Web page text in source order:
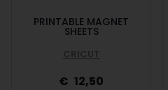
PRINTABLE MAGNET
SHEETS
CRICUT
12,50